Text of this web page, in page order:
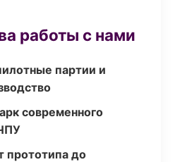
работы с нами
партии и
современного
прототипа до